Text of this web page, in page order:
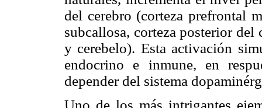
del cerebro (corteza prefrontal
subcallosa, corteza posterior
y cerebelo). Esta activación
endocrino e inmune, en
depender del sistema
Uno de los más intrigantes